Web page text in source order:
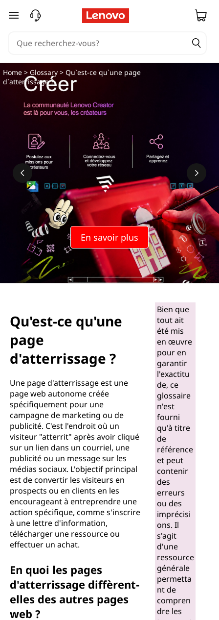
Q
e
n
passer au contenu principal
En savoir plus
Home >Glossary > Qu`est-ce qu`une page
d`atterrissage ?
Qu'est-ce qu'une
page
d'atterrissage ?
Une page d'atterrissage est une
page web autonome créée
spécifiquement pour une
campagne de marketing ou de
publicité. C'est l'endroit où un
visiteur "atterrit" après avoir cliqué
sur un lien dans un courriel, une
publicité ou un message sur les
médias sociaux. L'objectif principal
est de convertir les visiteurs en
prospects ou en clients en les
encourageant à entreprendre une
action spécifique, comme s'inscrire
à une lettre d'information,
télécharger une ressource ou
effectuer un achat.
En quoi les pages
d'atterrissage diffèrent-
elles des autres pages
web ?
Bien que
tout ait
été mis
en œuvre
pour en
garantir
l'exactitu
de, ce
glossaire
n'est
fourni
qu'à titre
de
référence
et peut
contenir
des
erreurs
ou des
imprécisi
ons. Il
s'agit
d'une
ressource
générale
permetta
nt de
compren
dre les